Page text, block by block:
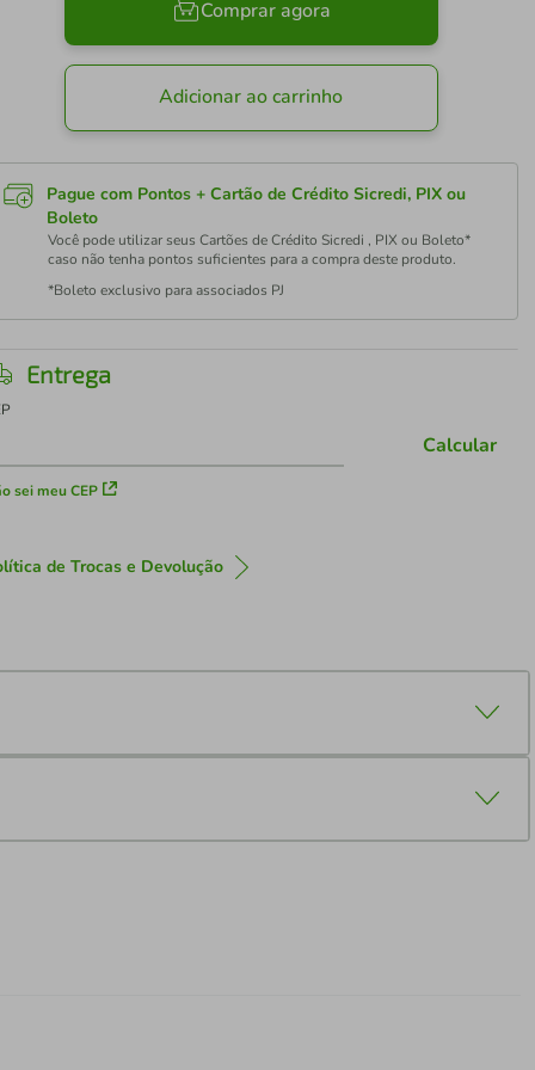
Comprar agora
Adicionar ao carrinho
Pague com Pontos + Cartão de Crédito Sicredi, PIX ou
Boleto
Você pode utilizar seus Cartões de Crédito Sicredi , PIX ou Boleto*
caso não tenha pontos suficientes para a compra deste produto.
*Boleto exclusivo para associados PJ
Entrega
sei meu CEP
Calcular
de Trocas e Devolução